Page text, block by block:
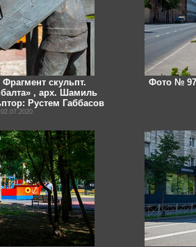
скульпт.
, арх. Шамиль
Рустем Габбасов
Фото №